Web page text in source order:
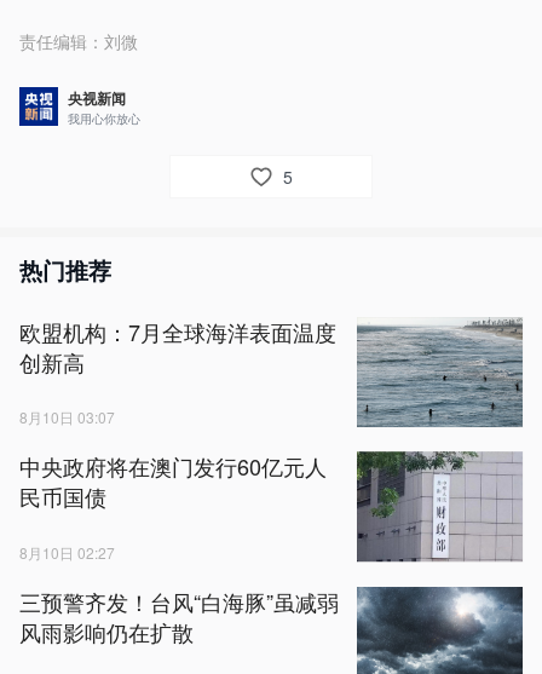
责任编辑： 刘微
央视新闻
我用心你放心
5
热门推荐
欧盟机构：7月全球海洋表面温度
创新高
8月10日 03:07
中央政府将在澳门发行60亿元人
民币国债
8月10日 02:27
三预警齐发！台风“白海豚”虽减弱
风雨影响仍在扩散